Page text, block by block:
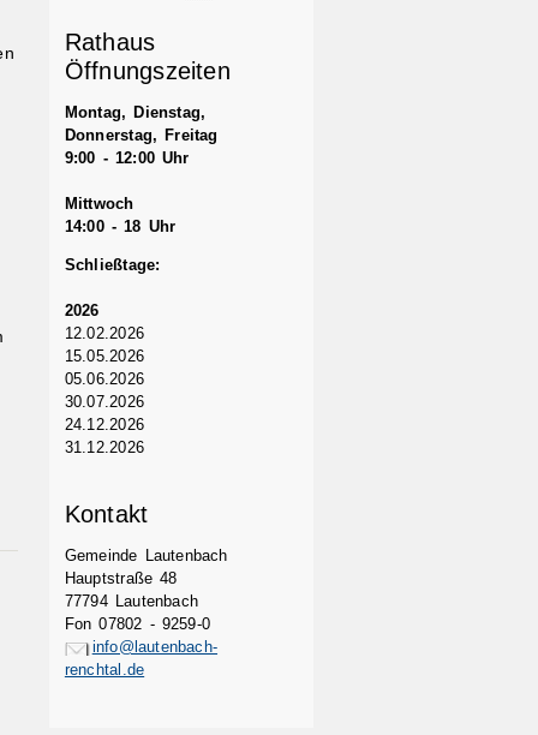
Rathaus
Öffnungszeiten
Montag, Dienstag,
Donnerstag, Freitag
9:00 - 12:00 Uhr
Mittwoch
14:00 - 18 Uhr
Schließtage:
2026
12.02.2026
15.05.2026
05.06.2026
30.07.2026
24.12.2026
31.12.2026
Kontakt
Gemeinde Lautenbach
Hauptstraße 48
77794 Lautenbach
Fon 07802 - 9259-0
info@lautenbach-
renchtal.de